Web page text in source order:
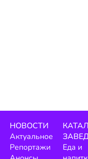
НОВОСТИ
Актуальное
Репортажи
Еда и